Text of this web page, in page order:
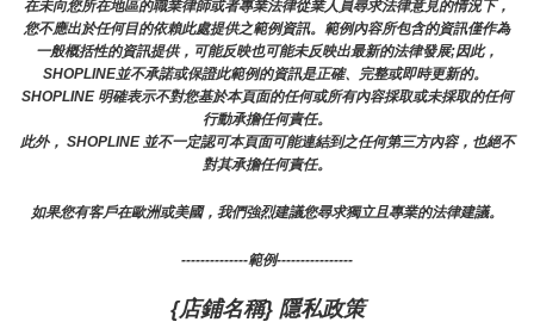
在未向您所在地區的職業律師或者專業法律從業人員尋求法律意見的情況下，
您不應出於任何目的依賴此處提供之範例資訊。範例內容所包含的資訊僅作為
一般概括性的資訊提供，可能反映也可能未反映出最新的法律發展;因此，
SHOPLINE並不承諾或保證此範例的資訊是正確、完整或即時更新的。
SHOPLINE 明確表示不對您基於本頁面的任何或所有內容採取或未採取的任何
行動承擔任何責任。
此外， SHOPLINE 並不一定認可本頁面可能連結到之任何第三方內容，也絕不
對其承擔任何責任。
如果您有客戶在歐洲或美國，我們強烈建議您尋求獨立且專業的法律建議。
--------------範例----------------
{店鋪名稱} 隱私政策